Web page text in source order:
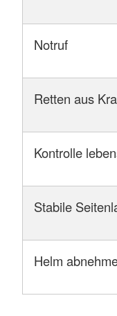
Notruf
Retten aus
Kontrolle
Stabile
Helm